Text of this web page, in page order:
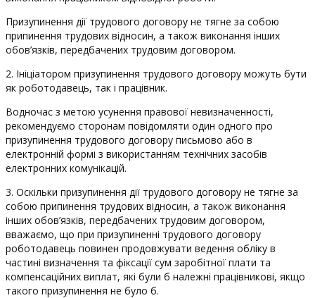
Призупинення дії трудового договору не тягне за собою
припинення трудових відносин, а також виконання інших
обов’язків, передбачених трудовим договором.
2. Ініціатором призупинення трудового договору можуть бути
як роботодавець, так і працівник.
Водночас з метою усунення правової невизначенності,
рекомендуємо сторонам повідомляти один одного про
призупинення трудового договору письмово або в
електронній формі з використанням технічних засобів
електронних комунікацій.
3. Оскільки призупинення дії трудового договору не тягне за
собою припинення трудових відносин, а також виконання
інших обов’язків, передбачених трудовим договором,
вважаємо, що при призупиненні трудового договору
роботодавець повинен продовжувати ведення обліку в
частині визначення та фіксації сум заробітної плати та
компенсаційних виплат, які були б належні працівникові, якщо
такого призупинення не було б.